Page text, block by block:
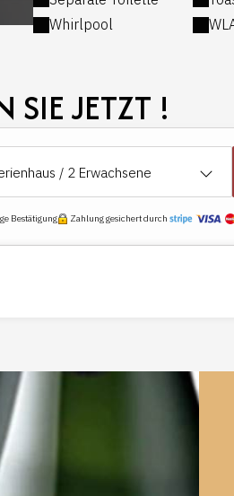
Unabhängiger und
Buchen Sie jetzt und
Whirlpool
SIE JETZT !
/ 2 Erwachsene
Bestätigung Zahlung gesichert durch